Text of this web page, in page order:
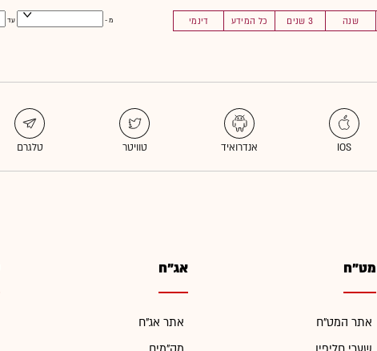
שנה 3 שנים כל המידע דינמי מ - עד
מט"ח
אתר המט"ח
אג"ח
אתר אג"ח